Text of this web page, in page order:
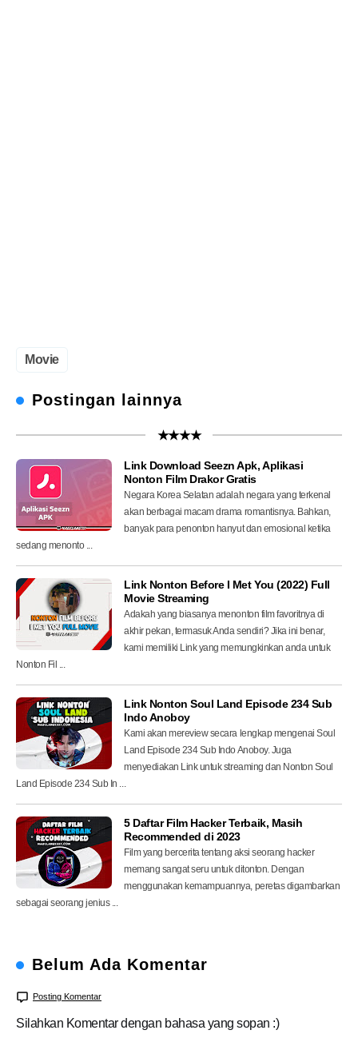
Movie
Postingan lainnya
★★★★
Link Download Seezn Apk, Aplikasi
Nonton Film Drakor Gratis
Negara Korea Selatan adalah negara yang terkenal
akan berbagai macam drama romantisnya. Bahkan,
banyak para penonton hanyut dan emosional ketika
sedang menonto ...
Link Nonton Before I Met You (2022) Full
Movie Streaming
Adakah yang biasanya menonton film favoritnya di
akhir pekan, termasuk Anda sendiri? Jika ini benar,
kami memiliki Link yang memungkinkan anda untuk
Nonton Fil ...
Link Nonton Soul Land Episode 234 Sub
Indo Anoboy
Kami akan mereview secara lengkap mengenai Soul
Land Episode 234 Sub Indo Anoboy. Juga
menyediakan Link untuk streaming dan Nonton Soul
Land Episode 234 Sub In ...
5 Daftar Film Hacker Terbaik, Masih
Recommended di 2023
Film yang bercerita tentang aksi seorang hacker
memang sangat seru untuk ditonton. Dengan
menggunakan kemampuannya, peretas digambarkan
sebagai seorang jenius ...
Belum Ada Komentar
Posting Komentar
Silahkan Komentar dengan bahasa yang sopan :)